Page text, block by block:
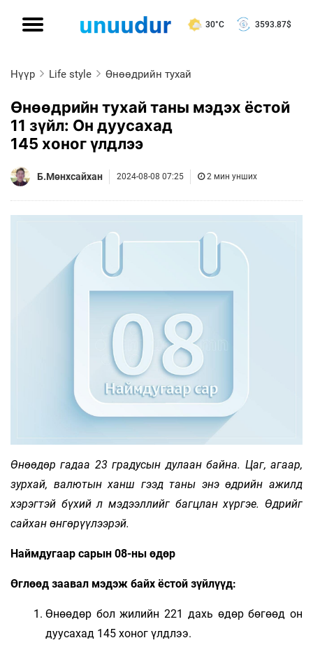
30°C 3593.87$
Нүүр Life style Өнөөдрийн тухай
Өнөөдрийн тухай таны мэдэх ёстой
11 зүйл: Он дуусахад
145 хоног үлдлээ
Б.Мөнхсайхан 2024-08-08 07:25 2 мин унших
Өнөөдөр гадаа 23 градусын дулаан байна. Цаг, агаар,
зурхай, валютын ханш гээд таны энэ өдрийн ажилд
хэрэгтэй бүхий л мэдээллийг багцлан хүргэе. Өдрийг
сайхан өнгөрүүлээрэй.
Наймдугаар сарын 08-ны өдөр
Өглөөд заавал мэдэж байх ёстой зүйлүүд:
Өнөөдөр бол жилийн 221 дахь өдөр бөгөөд он
дуусахад 145 хоног үлдлээ.